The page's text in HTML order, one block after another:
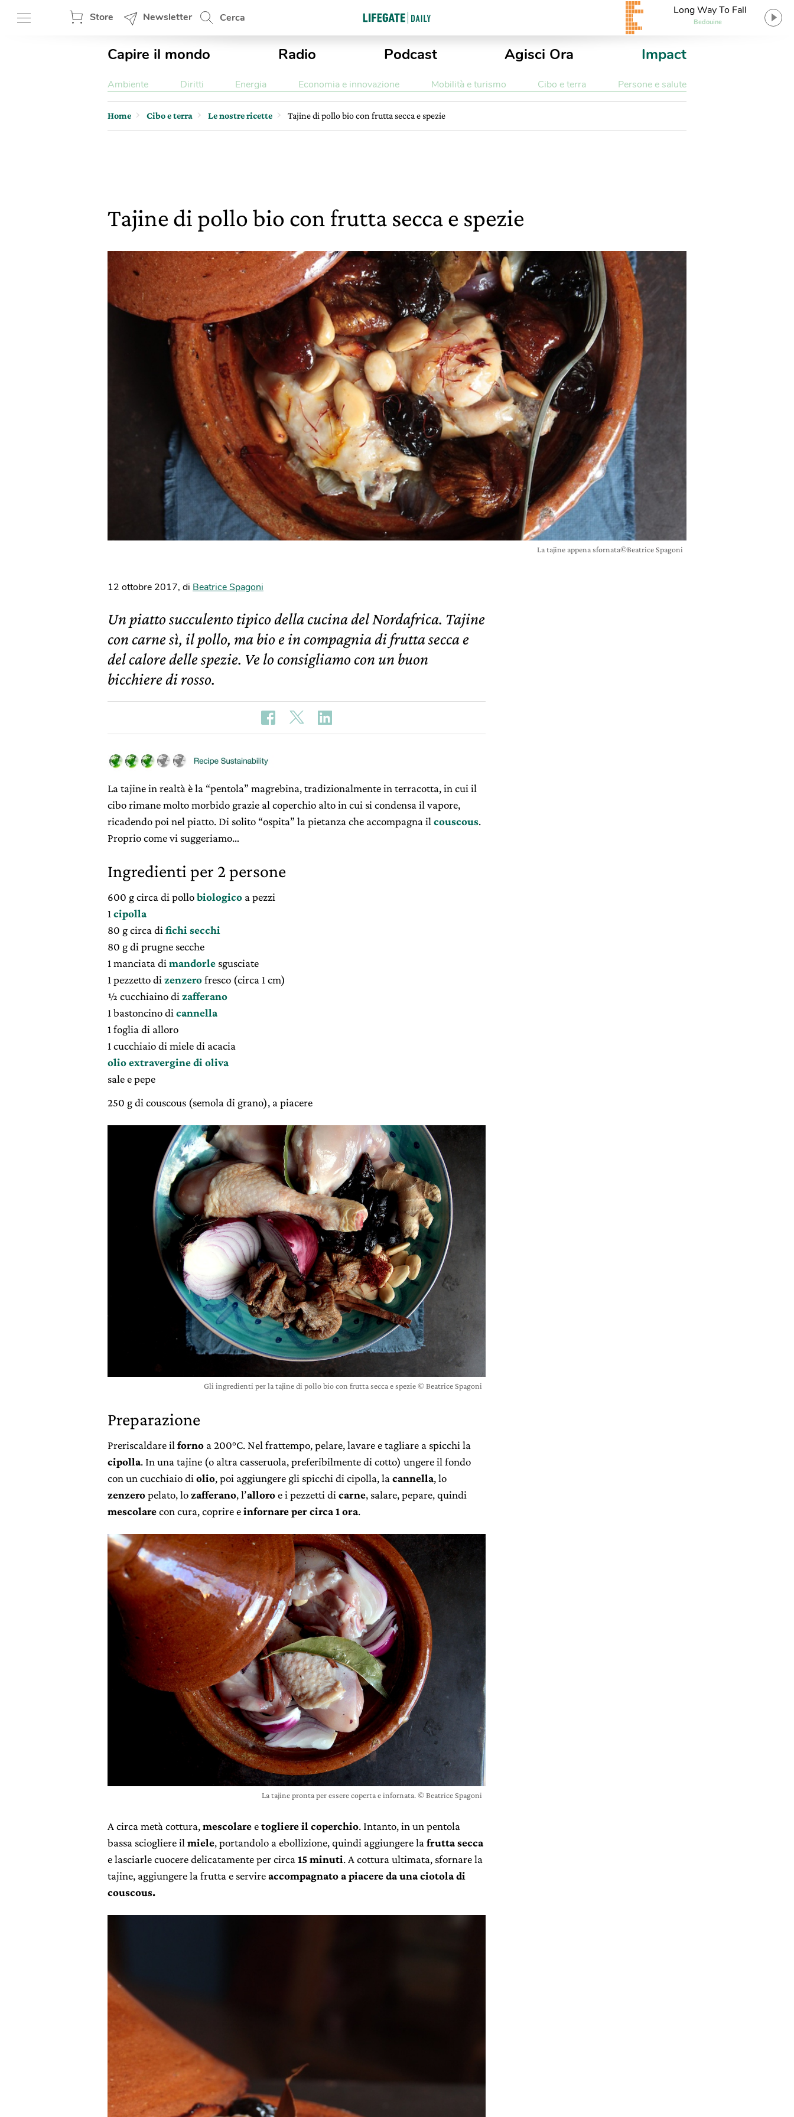
Store Newsletter Cerca
Long Way To Fall
Bedouine
Capire il mondo Radio Podcast Agisci Ora Impact
Ambiente Diritti Energia Economia e innovazione Mobilità e turismo Cibo e terra Persone e salute
Home Cibo e terra Le nostre ricette Tajine di pollo bio con frutta secca e spezie
Tajine di pollo bio con frutta secca e spezie
La tajine appena sfornata©Beatrice Spagoni
12 ottobre 2017, di Beatrice Spagoni
Un piatto succulento tipico della cucina del Nordafrica. Tajine
con carne sì, il pollo, ma bio e in compagnia di frutta secca e
del calore delle spezie. Ve lo consigliamo con un buon
bicchiere di rosso.
La tajine in realtà è la “pentola” magrebina, tradizionalmente in terracotta, in cui il
cibo rimane molto morbido grazie al coperchio alto in cui si condensa il vapore,
ricadendo poi nel piatto. Di solito “ospita” la pietanza che accompagna il couscous.
Proprio come vi suggeriamo…
Ingredienti per 2 persone
600 g circa di pollobiologico a pezzi
1 cipolla
80 g circa di fichi secchi
80 g di prugne secche
1 manciata di mandorle sgusciate
1 pezzetto di zenzerofresco (circa 1 cm)
½ cucchiaino di zafferano
1 bastoncino di cannella
1 foglia di alloro
1 cucchiaio di miele di acacia
olio extravergine di oliva
sale e pepe
250 g di couscous (semola di grano), a piacere
Gli ingredienti per la tajine di pollo bio con frutta secca e spezie © Beatrice Spagoni
Preparazione
Preriscaldare ilforno a 200°C. Nel frattempo, pelare, lavare e tagliare a spicchi la
cipolla. In una tajine (o altra casseruola, preferibilmente di cotto) ungere il fondo
con un cucchiaio diolio, poi aggiungere gli spicchi di cipolla, lacannella, lo
zenzeropelato, lozafferano, l’alloroe i pezzetti dicarne, salare, pepare, quindi
mescolarecon cura, coprire einfornare per circa 1 ora.
La tajine pronta per essere coperta e infornata. © Beatrice Spagoni
A circa metà cottura,mescolareetogliere il coperchio. Intanto, in un pentola
bassa sciogliere il miele, portandolo a ebollizione, quindi aggiungere la frutta secca
e lasciarle cuocere delicatamente per circa 15 minuti. A cottura ultimata, sfornare la
tajine, aggiungere la frutta e servireaccompagnato a piacere da una ciotola di
couscous.